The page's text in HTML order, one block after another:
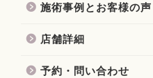
施術事例とお客様の声
店舗詳細
予約・問い合わせ